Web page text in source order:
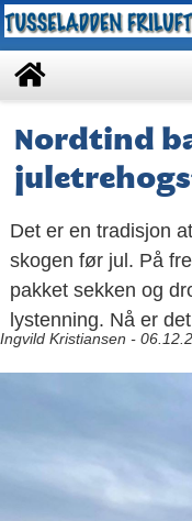
Nordtind
Det er en tradisjon
skogen før jul. På
pakket sekken og
lystenning. Nå er
Ingvild Kristiansen -